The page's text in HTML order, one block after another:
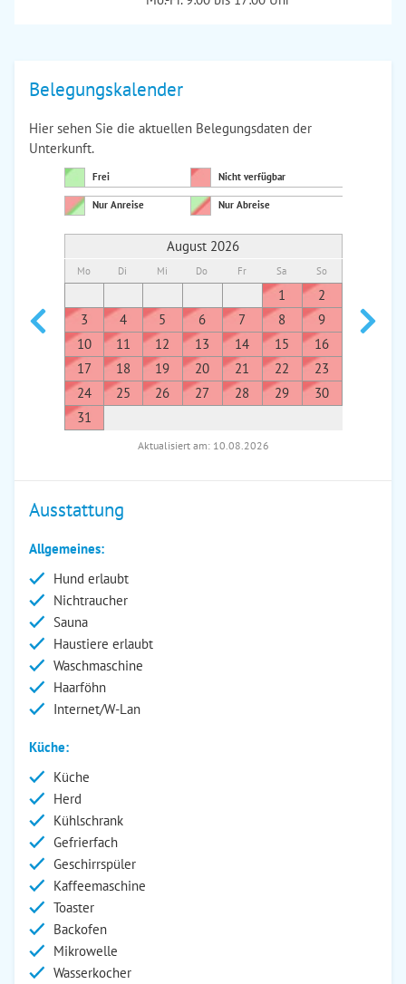
Belegungskalender
Hier sehen Sie die aktuellen Belegungsdaten der
Unterkunft.
Frei Nicht verfügbar
Nur Anreise Nur Abreise
August 2026
Mo Di Mi Do Fr Sa So
1
2
3
4 5 6 7 8
9
10
11 12 13 14 15
16
17
18 19 20 21 22
23
24
25 26 27 28 29
30
31
7
Aktualisiert am: 10.08.2026
Ausstattung
Allgemeines:
Hund erlaubt
Nichtraucher
Sauna
Haustiere erlaubt
Waschmaschine
Haarföhn
Internet/W-Lan
Küche:
Küche
Herd
Kühlschrank
Gefrierfach
Geschirrspüler
Kaffeemaschine
Toaster
Backofen
Mikrowelle
Wasserkocher